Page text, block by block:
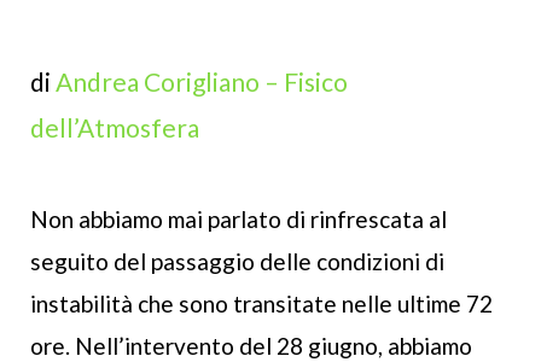
di Andrea Corigliano – Fisico
dell’Atmosfera
Non abbiamo mai parlato di rinfrescata al
seguito del passaggio delle condizioni di
instabilità che sono transitate nelle ultime 72
ore. Nell’intervento del 28 giugno, abbiamo